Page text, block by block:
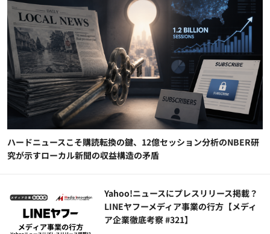
ハードニュースこそ購読転換の鍵、12億セッション分析のNBER研
究が示すローカル新聞の収益構造の矛盾
Yahoo!ニュースにプレスリリース掲載？
LINEヤフーメディア事業の行方【メディ
ア企業徹底考察 #321】